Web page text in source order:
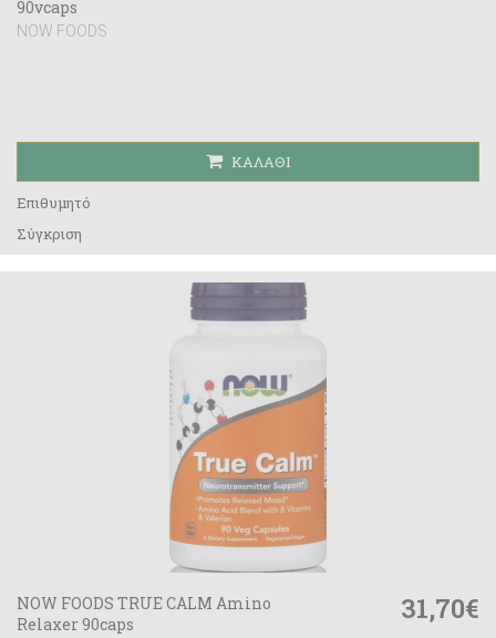
90vcaps
NOW FOODS
ΚΑΛΆΘΙ
Επιθυμητό
Σύγκριση
NOW FOODS TRUE CALM Amino
Relaxer 90caps
31,70€